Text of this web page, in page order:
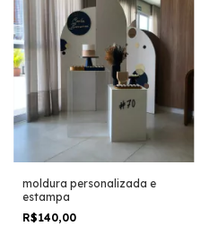
moldura personalizada e
estampa
R$140,00